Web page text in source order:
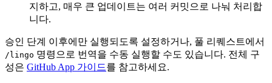
지하고, 매우 큰 업데이트는 여러 커밋으로 나눠 처리합
니다.
승인 단계 이후에만 실행되도록 설정하거나, 풀 리퀘스트에서
/lingo 명령으로 번역을 수동 실행할 수도 있습니다. 전체 구
성은 GitHub App 가이드를 참고하세요.